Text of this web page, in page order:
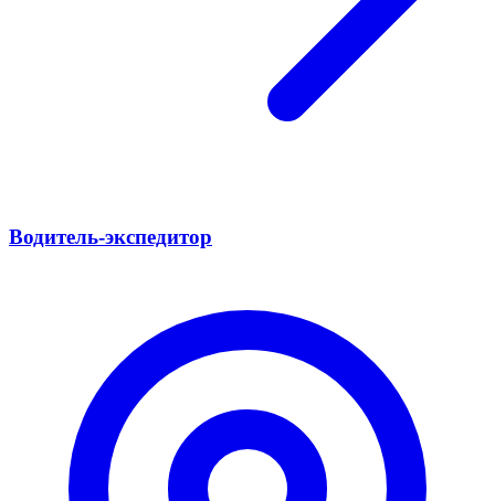
Водитель-экспедитор